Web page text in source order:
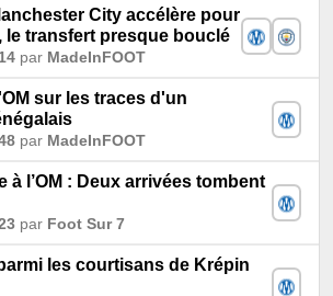
City accélère pour
le transfert presque bouclé
par MadeInFOOT
sur les traces d'un
par MadeInFOOT
à l’OM : Deux arrivées tombent
par Foot Sur 7
les courtisans de Krépin